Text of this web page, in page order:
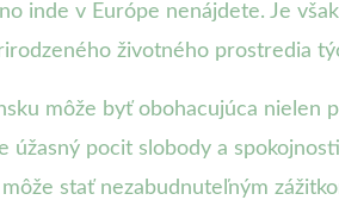
inde v Európe nenájdete. Je
životného prostredia
môže byť obohacujúca
úžasný pocit slobody a
stať nezabudnuteľným